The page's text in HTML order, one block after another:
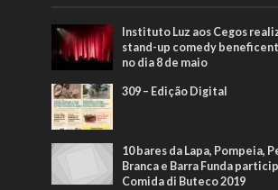
Instituto Luz aos Cegos
stand-up comedy
no dia 8 de maio
309 – Edição Digital
10 bares da Lapa, Pompeia,
Branca e Barra Funda
Comida di Buteco 2019